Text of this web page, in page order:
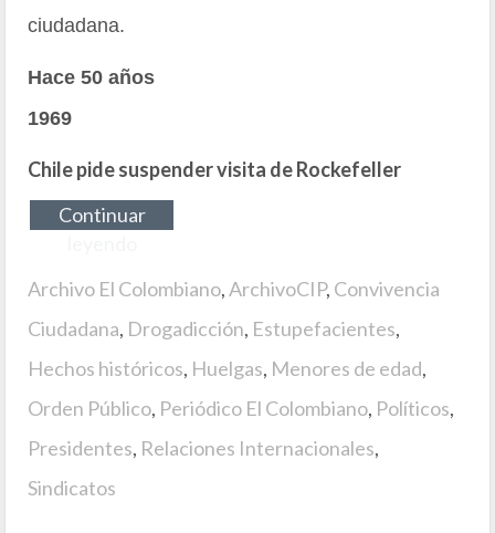
ciudadana.
Hace 50 años
1969
Chile pide suspender visita de Rockefeller
Continuar
Archivo El Colombiano,ArchivoCIP, Convivencia
Ciudadana, Drogadicción, Estupefacientes,
Hechos históricos, Huelgas, Menores de edad,
Orden Público, Periódico El Colombiano, Políticos,
Presidentes, Relaciones Internacionales,
Sindicatos